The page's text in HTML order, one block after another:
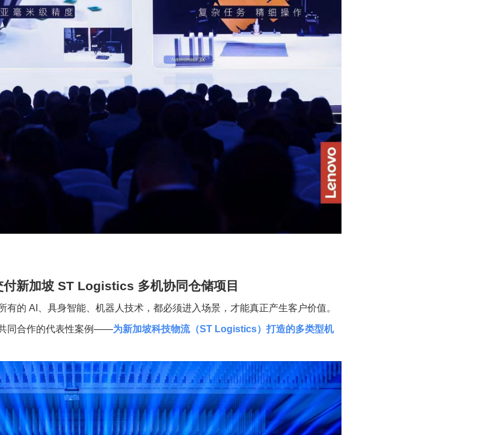
新加坡ST Logistics 多机协同仓储项目
有的 AI 、具身智能、机器人技术，都必须进入场景，才能真正产生客户价值。
同合作的代表性案例——为新加坡科技物流（ST Logistics）打造的多类型机